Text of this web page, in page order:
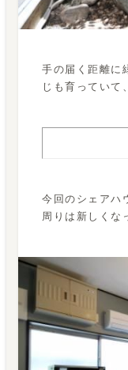
手の届く距離に
じも育っていて
今回のシェアハ
周りは新しくな